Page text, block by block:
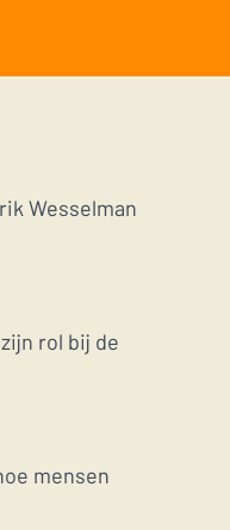
Wesselman
rol bij de
mensen